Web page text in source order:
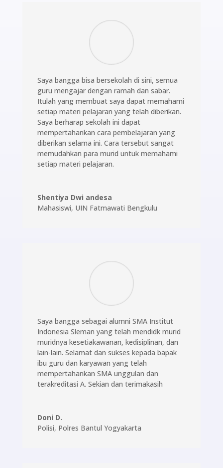
Saya bangga bisa bersekolah di sini, semua
guru mengajar dengan ramah dan sabar.
Itulah yang membuat saya dapat memahami
setiap materi pelajaran yang telah diberikan.
Saya berharap sekolah ini dapat
mempertahankan cara pembelajaran yang
diberikan selama ini. Cara tersebut sangat
memudahkan para murid untuk memahami
setiap materi pelajaran.
Shentiya Dwi andesa
Mahasiswi, UIN Fatmawati Bengkulu
Saya bangga sebagai alumni SMA Institut
Indonesia Sleman yang telah mendidk murid
muridnya kesetiakawanan, kedisiplinan, dan
lain-lain. Selamat dan sukses kepada bapak
ibu guru dan karyawan yang telah
mempertahankan SMA unggulan dan
terakreditasi A. Sekian dan terimakasih
Doni D.
Polisi, Polres Bantul Yogyakarta